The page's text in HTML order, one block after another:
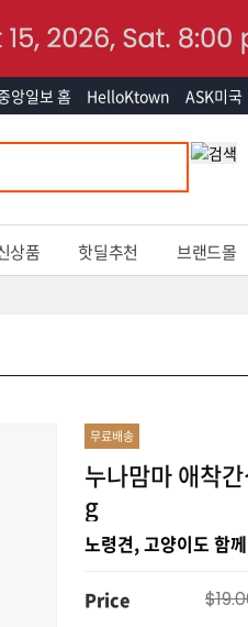
앙일보 홈 HelloKtown ASK미국
상품 핫딜추천 브랜드몰
무료배송
누나맘마 애착
g
노령견, 고양이도 함
Price